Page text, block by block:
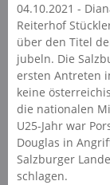
04.10.2021 -
Reiterhof
über den Titel
jubeln. Die
ersten Antreten
keine
die nationalen
U25-Jahr war
Douglas in
Salzburger
schlagen.